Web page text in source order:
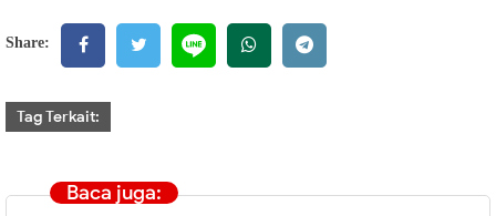
Share:
Tag Terkait:
Baca juga: